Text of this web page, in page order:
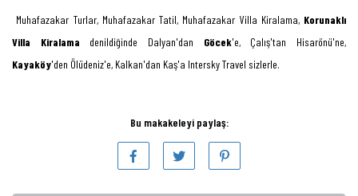
Muhafazakar Turlar, Muhafazakar Tatil, Muhafazakar Villa Kiralama, Korunaklı
Villa Kiralama denildiğinde Dalyan'dan Göcek'e, Çalış'tan Hisarönü'ne,
Kayaköy'den Ölüdeniz'e, Kalkan'dan Kaş'a Intersky Travel sizlerle.
Bu makakeleyi paylaş: